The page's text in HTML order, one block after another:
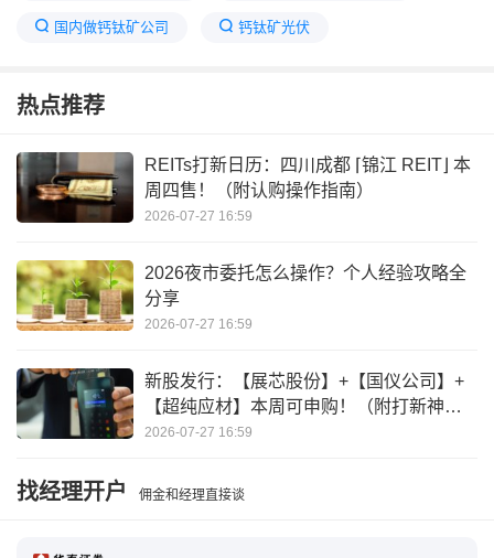
国内做钙钛矿公司 钙钛矿光伏
钙钛矿概念股一览表
苏州做钙钛矿的十大公司排名 中国最大钛矿龙头
热点推荐
REITs打新日历：四川成都 ⌈锦江 REIT⌋ 本
周四售！（附认购操作指南）
2026-07-27 16:59
2026夜市委托怎么操作？个人经验攻略全
分享
2026-07-27 16:59
新股发行：【展芯股份】+【国仪公司】+
【超纯应材】本周可申购！（附打新神
器）
2026-07-27 16:59
找经理开户 佣金和经理直接谈